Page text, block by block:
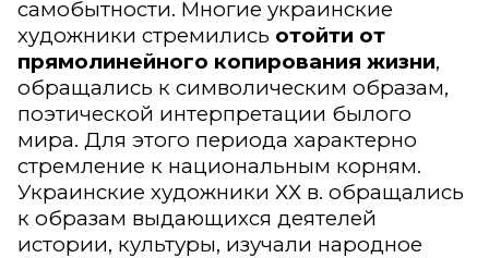
самобытности. Многие украинские
художники стремились отойти от
прямолинейного копирования жизни,
обращались к символическим образам,
поэтической интерпретации былого
мира. Для этого периода характерно
стремление к национальным корням.
Украинские художники ХХ в. обращались
к образам выдающихся деятелей
истории, культуры, изучали народное